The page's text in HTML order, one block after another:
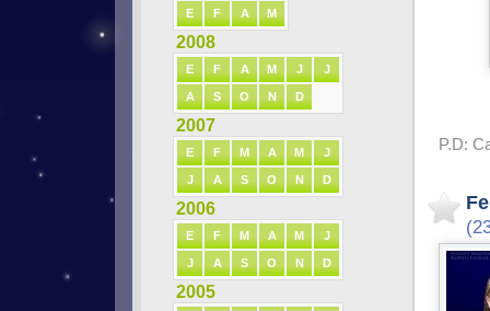
E F A M
2008
E F A M J J
A S O N D
2007
E F M A M J
J A S O N D
2006
E F M A M J
J A S O N D
2005
P.D: